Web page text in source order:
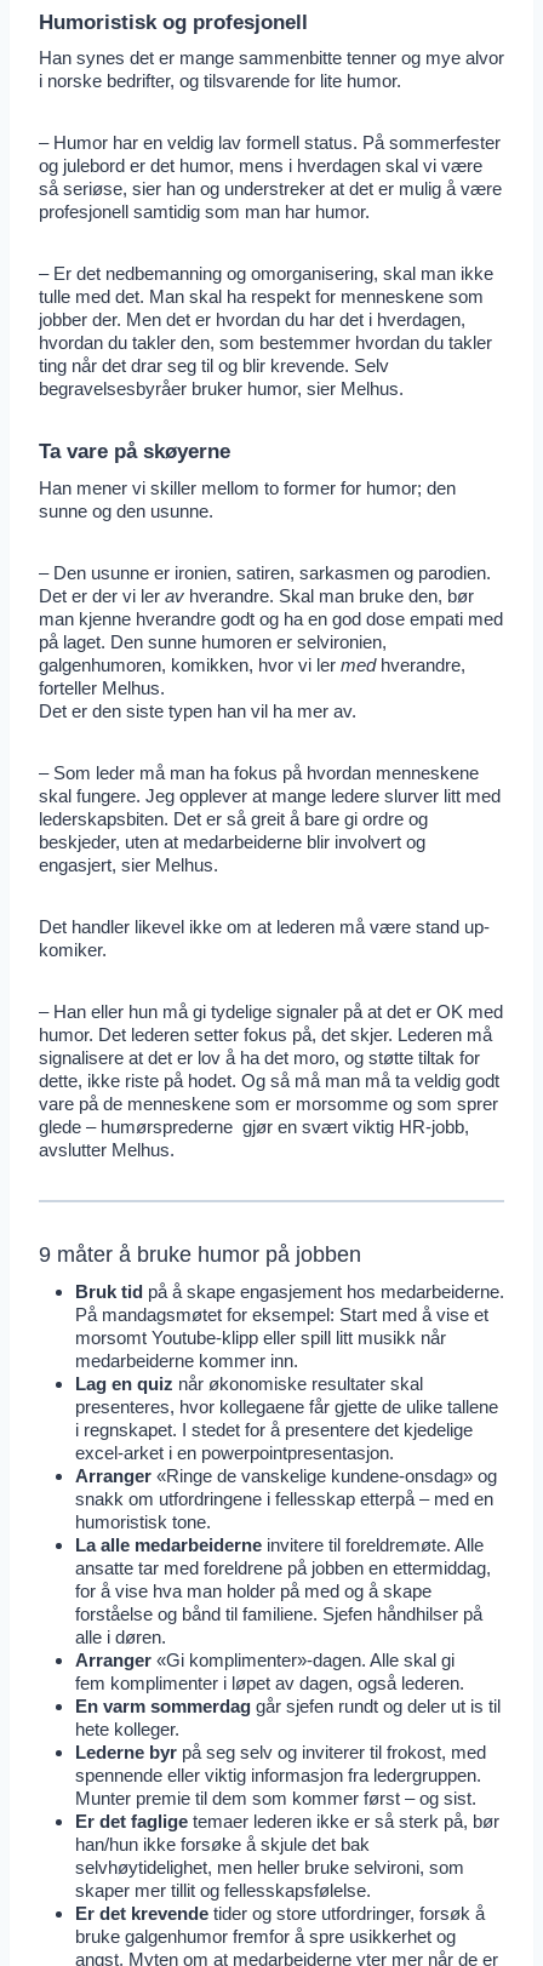
Humoristisk og profesjonell
Han synes det er mange sammenbitte tenner og mye alvor
i norske bedrifter, og tilsvarende for lite humor.
– Humor har en veldig lav formell status. På sommerfester
og julebord er det humor, mens i hverdagen skal vi være
så seriøse, sier han og understreker at det er mulig å være
profesjonell samtidig som man har humor.
– Er det nedbemanning og omorganisering, skal man ikke
tulle med det. Man skal ha respekt for menneskene som
jobber der. Men det er hvordan du har det i hverdagen,
hvordan du takler den, som bestemmer hvordan du takler
ting når det drar seg til og blir krevende. Selv
begravelsesbyråer bruker humor, sier Melhus.
Ta vare på skøyerne
Han mener vi skiller mellom to former for humor; den
sunne og den usunne.
– Den usunne er ironien, satiren, sarkasmen og parodien.
Det er der vi ler av hverandre. Skal man bruke den, bør
man kjenne hverandre godt og ha en god dose empati med
på laget. Den sunne humoren er selvironien,
galgenhumoren, komikken, hvor vi ler medhverandre,
forteller Melhus.
Det er den siste typen han vil ha mer av.
– Som leder må man ha fokus på hvordan menneskene
skal fungere. Jeg opplever at mange ledere slurver litt med
lederskapsbiten. Det er så greit å bare gi ordre og
beskjeder, uten at medarbeiderne blir involvert og
engasjert, sier Melhus.
Det handler likevel ikke om at lederen må være stand up-
komiker.
– Han eller hun må gi tydelige signaler på at det er OK med
humor. Det lederen setter fokus på, det skjer. Lederen må
signalisere at det er lov å ha det moro, og støtte tiltak for
dette, ikke riste på hodet. Og så må man må ta veldig godt
vare på de menneskene som er morsomme og som sprer
glede – humørsprederne gjør en svært viktig HR-jobb,
avslutter Melhus.
9 måter å bruke humor på jobben
Bruk tid på å skape engasjement hos medarbeiderne.
På mandagsmøtet for eksempel: Start med å vise et
morsomt Youtube-klipp eller spill litt musikk når
medarbeiderne kommer inn.
Lag en quiz når økonomiske resultater skal
presenteres, hvor kollegaene får gjette de ulike tallene
i regnskapet. I stedet for å presentere det kjedelige
excel-arket i en powerpointpresentasjon.
Arranger «Ringe de vanskelige kundene-onsdag» og
snakk om utfordringene i fellesskap etterpå – med en
humoristisk tone.
La alle medarbeiderne invitere til foreldremøte. Alle
ansatte tar med foreldrene på jobben en ettermiddag,
for å vise hva man holder på med og å skape
forståelse og bånd til familiene. Sjefen håndhilser på
alle i døren.
Arranger «Gi komplimenter»-dagen. Alle skal gi
fem komplimenter i løpet av dagen, også lederen.
En varm sommerdag går sjefen rundt og deler ut is til
hete kolleger.
Lederne byr på seg selv og inviterer til frokost, med
spennende eller viktig informasjon fra ledergruppen.
Munter premie til dem som kommer først – og sist.
Er det faglige temaer lederen ikke er så sterk på, bør
han/hun ikke forsøke å skjule det bak
selvhøytidelighet, men heller bruke selvironi, som
skaper mer tillit og fellesskapsfølelse.
Er det krevende tider og store utfordringer, forsøk å
bruke galgenhumor fremfor å spre usikkerhet og
angst. Myten om at medarbeiderne yter mer når de er